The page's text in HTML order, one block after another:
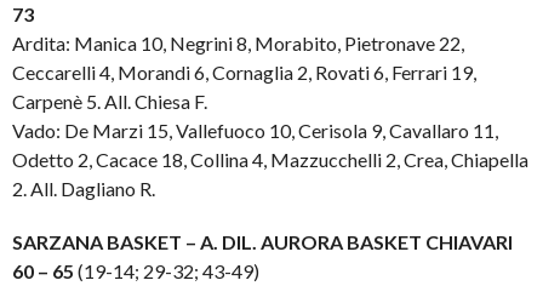
73
Ardita: Manica 10, Negrini 8, Morabito, Pietronave 22,
Ceccarelli 4, Morandi 6, Cornaglia 2, Rovati 6, Ferrari 19,
Carpenè 5. All. Chiesa F.
Vado: De Marzi 15, Vallefuoco 10, Cerisola 9, Cavallaro 11,
Odetto 2, Cacace 18, Collina 4, Mazzucchelli 2, Crea, Chiapella
2. All. Dagliano R.
SARZANA BASKET – A. DIL. AURORA BASKET CHIAVARI
60 – 65 (19-14; 29-32; 43-49)